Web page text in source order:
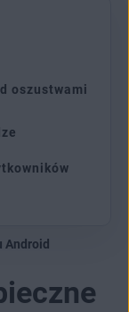
oszustwami
Android